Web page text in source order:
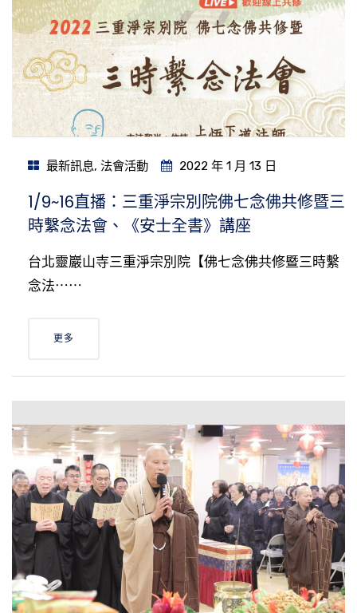
最新訊息, 法會活動 2022 年 1 月 13 日
1/9~16直播：三重淨宗別院佛七念佛共修暨三
時繫念法會、《安士全書》講座
台北靈巖山寺三重淨宗別院【佛七念佛共修暨三時繫
念法⋯⋯
更多